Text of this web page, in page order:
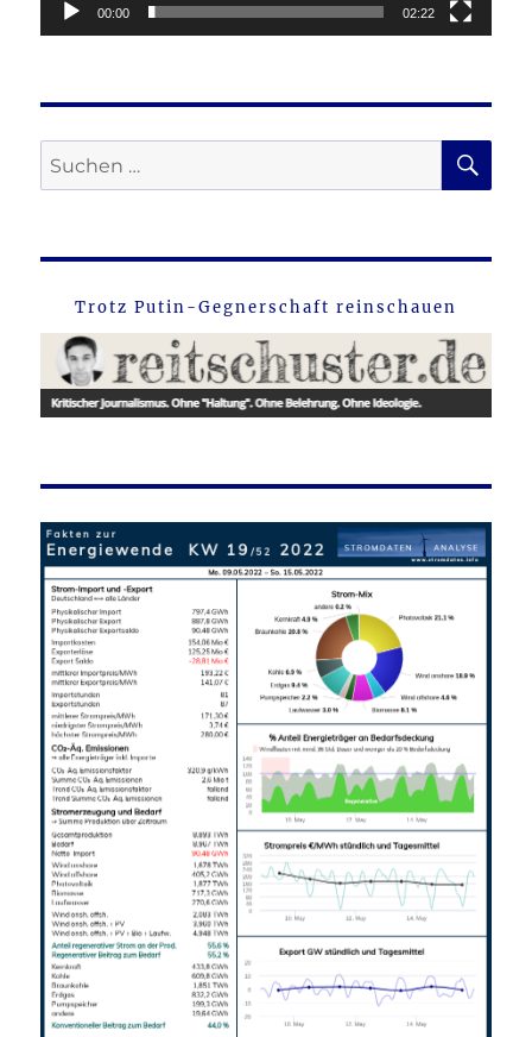
00:00 02:22
Suche
nach:
Trotz Putin-Gegnerschaft reinschauen